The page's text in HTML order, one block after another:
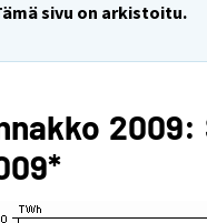
sivu on arkistoitu.
2009: